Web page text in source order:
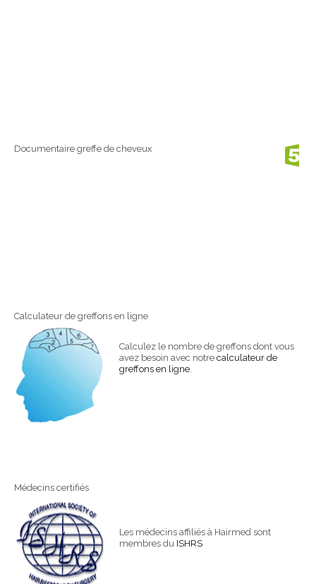
Documentaire greffe de cheveux
Calculateur de greffons en ligne
Calculez le nombre de greffons dont vous
avez besoin avec notre calculateur de
greffons en ligne.
Médecins certifiés
Les médecins affiliés à Hairmed sont
membres du ISHRS